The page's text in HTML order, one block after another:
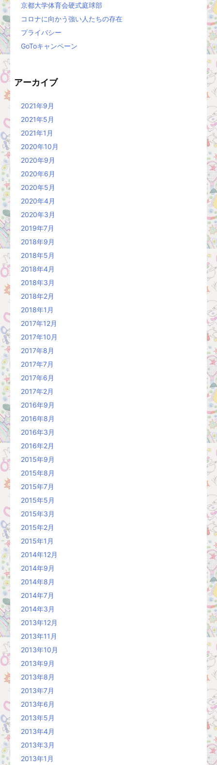
京都大学体育会硬式庭球部
コロナに向かう強い人たちの存在
プライバシー
GoToキャンペーン
アーカイブ
2021年9月
2021年5月
2021年1月
2020年10月
2020年9月
2020年6月
2020年5月
2020年4月
2020年3月
2019年7月
2018年9月
2018年5月
2018年4月
2018年3月
2018年2月
2018年1月
2017年12月
2017年10月
2017年8月
2017年7月
2017年6月
2017年2月
2016年9月
2016年8月
2016年3月
2016年2月
2015年9月
2015年8月
2015年7月
2015年5月
2015年3月
2015年2月
2015年1月
2014年12月
2014年9月
2014年8月
2014年7月
2014年3月
2013年12月
2013年11月
2013年10月
2013年9月
2013年8月
2013年7月
2013年6月
2013年5月
2013年4月
2013年3月
2013年1月